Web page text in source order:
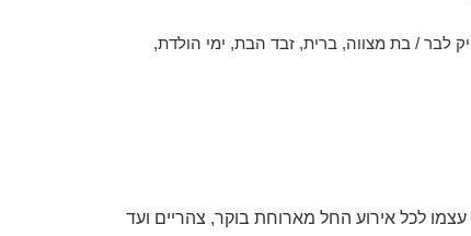
לבר / בת מצווה, ברית, זבד הבת, ימי הולדת,
לכל אירוע החל מארוחת בוקר, צהריים ועד